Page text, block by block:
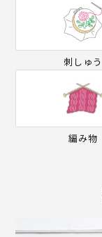
刺しゅう
編み物